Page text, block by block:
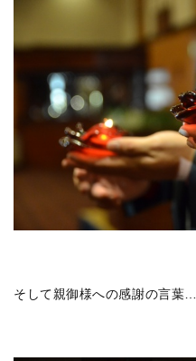
そして親御様への感謝の言葉…